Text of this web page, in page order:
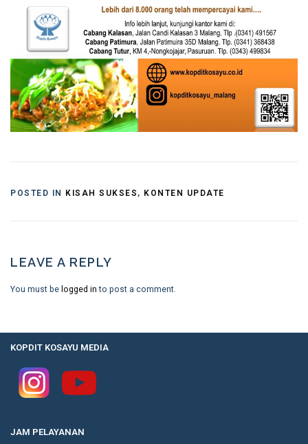
POSTED IN KISAH SUKSES , KONTEN UPDATE
LEAVE A REPLY
You must be logged in to post a comment.
KOPDIT KOSAYU MEDIA
JAM PELAYANAN